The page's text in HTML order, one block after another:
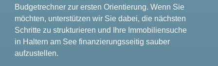
Budgetrechner zur ersten Orientierung. Wenn Sie
möchten, unterstützen wir Sie dabei, die nächsten
Schritte zu strukturieren und Ihre Immobiliensuche
in Haltern am See finanzierungsseitig sauber
aufzustellen.